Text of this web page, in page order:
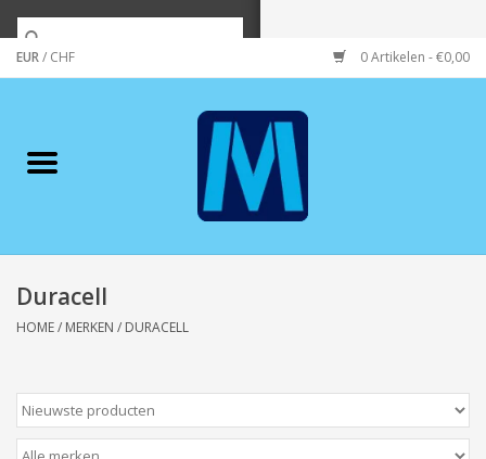
EUR/ CHF 0 Artikelen - €0,00
Merken
Wonen/koken/huishouden
Wenskaarten
Duracell
HOME/ MERKEN / DURACELL